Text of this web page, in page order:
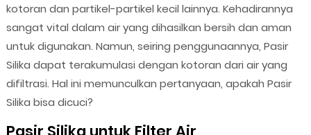
kotoran dan partikel-partikel kecil lainnya. Kehadirannya
sangat vital dalam air yang dihasilkan bersih dan aman
untuk digunakan. Namun, seiring penggunaannya, Pasir
Silika dapat terakumulasi dengan kotoran dari air yang
difiltrasi. Hal ini memunculkan pertanyaan, apakah Pasir
Silika bisa dicuci?
Pasir Silika untuk Filter Air